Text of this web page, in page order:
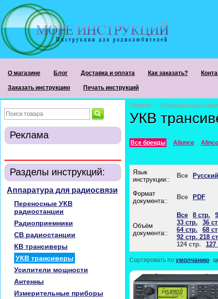
О магазине Блог Доставка и оплата Как заказать?
Заказать инструкцию Печать инструкций
Реклама
Разделы инструкций:
Аппаратура для радиосвязи
Переносные УКВ
радиостанции
Радиоприемники
CB радиостанции
КВ трансиверы
УКВ трансиверы
Усилители мощности
Антенны
Измерительные приборы
Главная → Аппаратура для
УКВ
Все бренды Ailunce Alinco
Язык
инструкции::
Все Русский
Формат
документа::
Все PDF
Объём
документа::
Все 8 стр.
33 стр.
36
64 стр.
68
92 стр. 218
124 стр.
127
Сортировать по умолчанию